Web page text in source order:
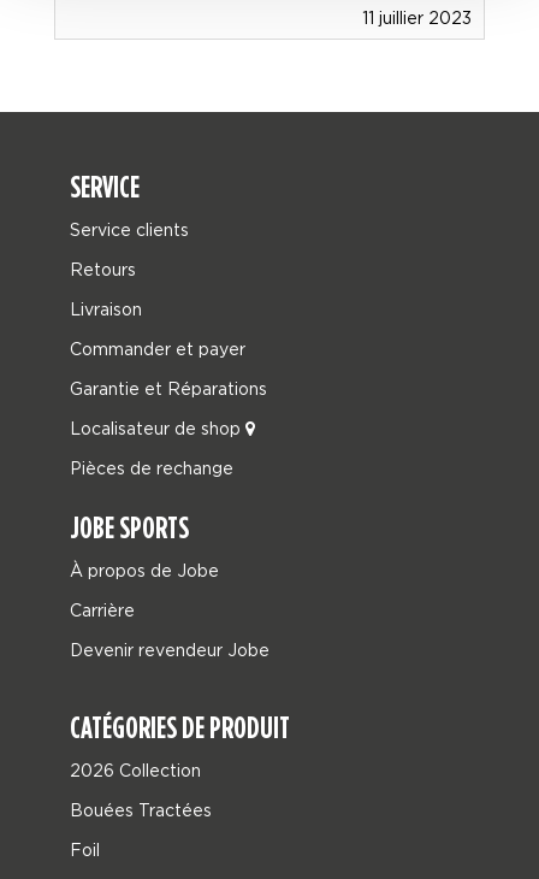
11 juillier 2023
SERVICE
Service clients
Retours
Livraison
Commander et payer
Garantie et Réparations
Localisateur de shop
Pièces de rechange
JOBE SPORTS
À propos de Jobe
Carrière
Devenir revendeur Jobe
CATÉGORIES DE PRODUIT
2026 Collection
Bouées Tractées
Foil